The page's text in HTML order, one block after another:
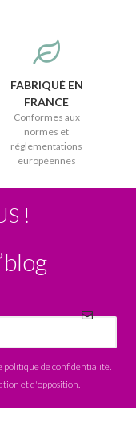
FABRIQUÉ EN
FRANCE
Conformes aux
normes et
réglementations
européennes
!
politique de confidentialité
et d'opposition.